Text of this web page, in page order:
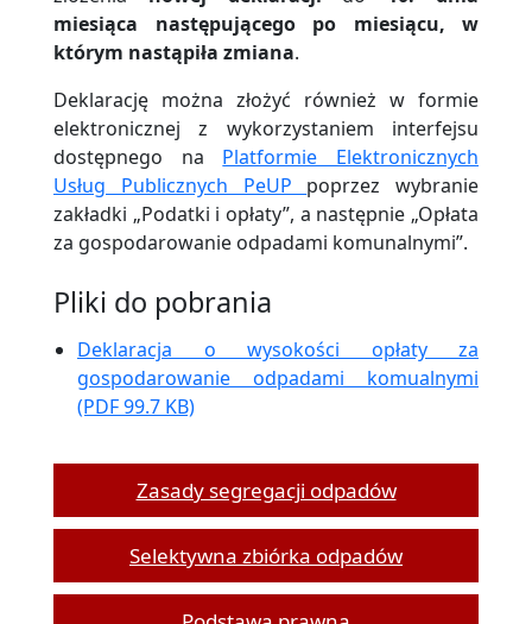
miesiąca następującego po miesiącu, w
którym nastąpiła zmiana.
Deklarację można złożyć również w formie
elektronicznej z wykorzystaniem interfejsu
dostępnego na Platformie Elektronicznych
Usług Publicznych PeUP poprzez wybranie
zakładki „Podatki i opłaty”, a następnie „Opłata
za gospodarowanie odpadami komunalnymi”.
Pliki do pobrania
Deklaracja o wysokości opłaty za
gospodarowanie odpadami komualnymi
(PDF 99.7 KB)
Zasady segregacji odpadów
Selektywna zbiórka odpadów